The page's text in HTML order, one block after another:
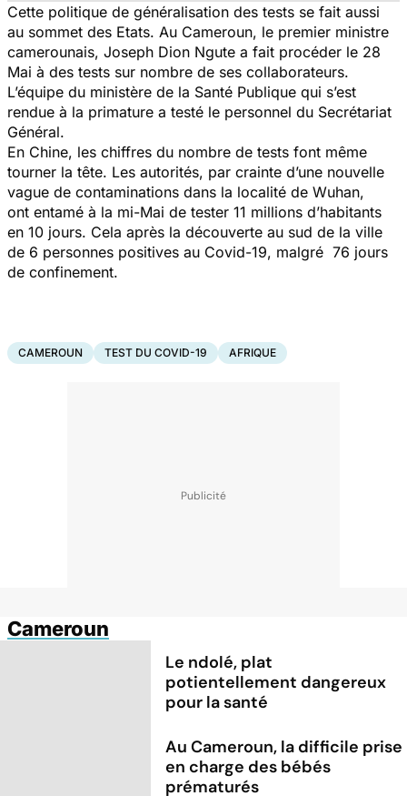
Cette politique de généralisation des tests se fait aussi
au sommet des Etats. Au Cameroun, le premier ministre
camerounais, Joseph Dion Ngute a fait procéder le 28
Mai à des tests sur nombre de ses collaborateurs.
L’équipe du ministère de la Santé Publique qui s’est
rendue à la primature a testé le personnel du Secrétariat
Général.
En Chine, les chiffres du nombre de tests font même
tourner la tête. Les autorités, par crainte d’une nouvelle
vague de contaminations dans la localité de Wuhan,
ont entamé à la mi-Mai de tester 11 millions d’habitants
en 10 jours. Cela après la découverte au sud de la ville
de 6 personnes positives au Covid-19, malgré 76 jours
de confinement.
CAMEROUN TEST DU COVID-19 AFRIQUE
Cameroun
Le ndolé, plat
potientellement dangereux
pour la santé
Au Cameroun, la difficile prise
en charge des bébés
prématurés